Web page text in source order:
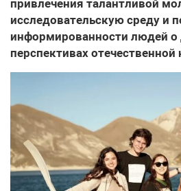
привлечения талантливой
исследовательскую среду и
информированности людей о
перспективах отечественной